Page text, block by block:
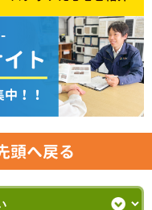
頭へ戻る